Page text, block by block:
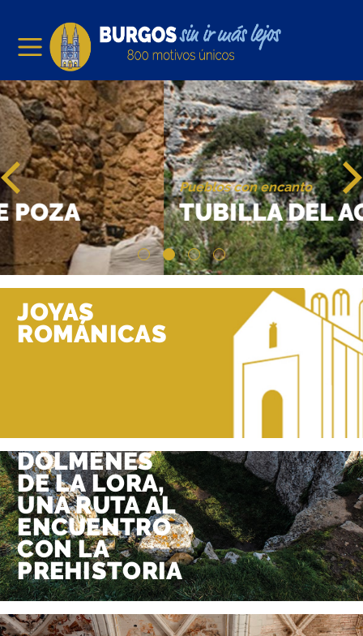
Pueblos con encanto
TUBILLA DEL AGUA
JOYAS
ROMÁNICAS
DÓLMENES
DE LA LORA,
UNA RUTA AL
ENCUENTRO
CON LA
PREHISTORIA